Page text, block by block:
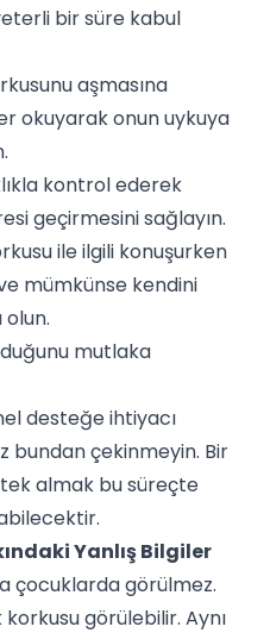
bir süre kabul
aşmasına
okuyarak onun uykuya
kontrol ederek
geçirmesini sağlayın.
ile ilgili konuşurken
mümkünse kendini
mutlaka
desteğe ihtiyacı
bundan çekinmeyin. Bir
almak bu süreçte
Yanlış Bilgiler
çocuklarda görülmez.
görülebilir. Aynı